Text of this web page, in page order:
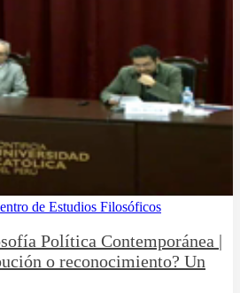
de Estudios Filosóficos
Política Contemporánea |
o reconocimiento? Un